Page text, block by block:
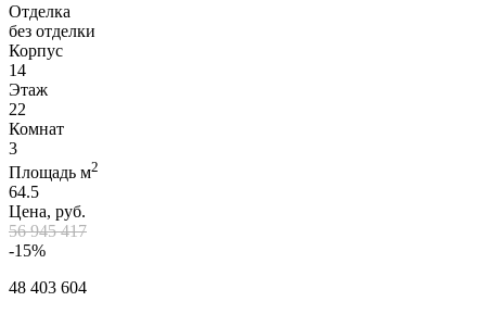
Отделка
без отделки
Корпус
14
Этаж
22
Комнат
3
Площадь м2
64.5
Цена, руб.
56 945 417
-15%
48 403 604